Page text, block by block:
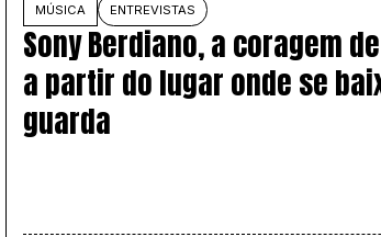
DE 2026
MÚSICA ENTREVISTAS
Sony Berdiano, a coragem
a partir do lugar onde se
guarda